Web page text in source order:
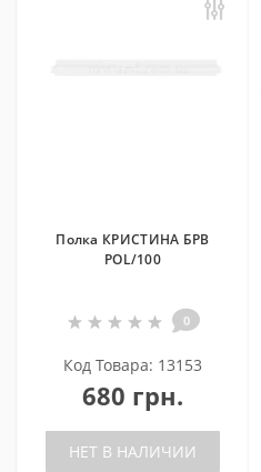
Полка КРИСТИНА БРВ
POL/100
0
Код Товара: 13153
680 грн.
НЕТ В НАЛИЧИИ